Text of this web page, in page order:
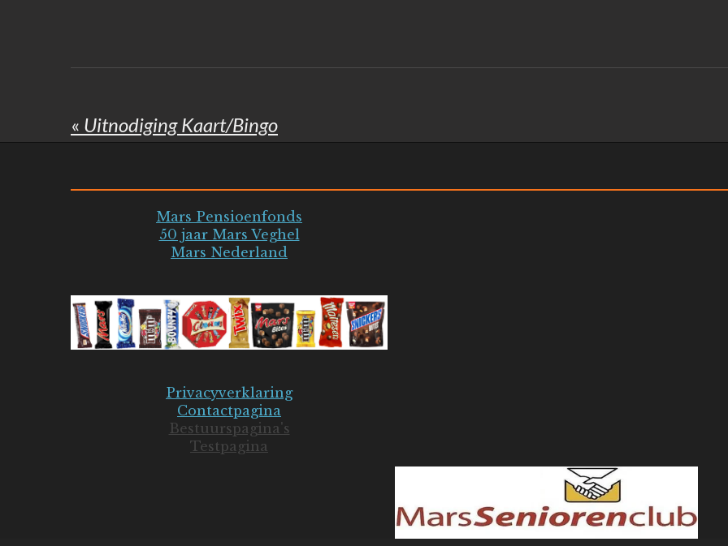
« Uitnodiging Kaart/Bingo
Mars Pensioenfonds
50 jaar Mars Veghel
Mars Nederland
Privacyverklaring
Contactpagina
Bestuurspagina's
Testpagina